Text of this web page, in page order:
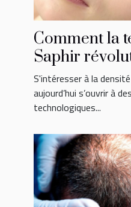
Comment la
Saphir
densité des
S'intéresser à la
aujourd’hui s’ouvrir à
technologiques...